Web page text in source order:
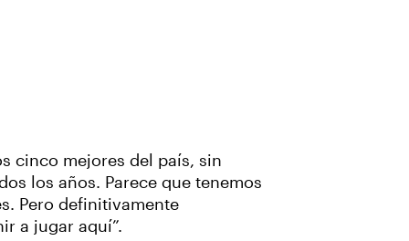
cinco mejores del país, sin
los años. Parece que tenemos
Pero definitivamente
a jugar aquí”.